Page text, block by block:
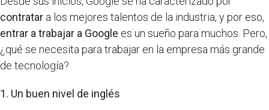
contratar a los mejores talentos de la industria, y por eso,
entrar a trabajar a Google es un sueño para muchos. Pero,
¿qué se necesita para trabajar en la empresa más grande
de tecnología?
1. Un buen nivel de inglés